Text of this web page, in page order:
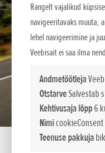
Rangelt vajalikud
navigeeritavaks muuta,
lehel navigeerimine ja
Veebisait ei saa ilma
Andmetöötleja
OtstarveSalvestab
Kehtivusaja lõpp6
NimicookieConsent
Teenuse pakkuja